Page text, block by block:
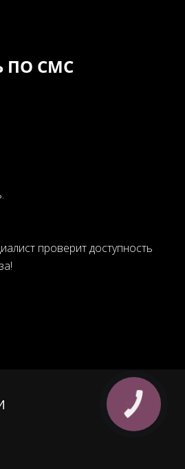
ПО СМС
проверит доступность